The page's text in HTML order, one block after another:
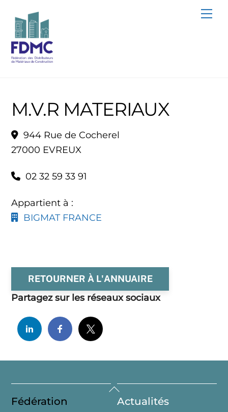
content
M.V.R MATERIAUX
944 Rue de Cocherel
27000 EVREUX
02 32 59 33 91
Appartient à :
BIGMAT FRANCE
RETOURNER À L'ANNUAIRE
Partagez sur les réseaux sociaux
Back
To
Fédération Actualités